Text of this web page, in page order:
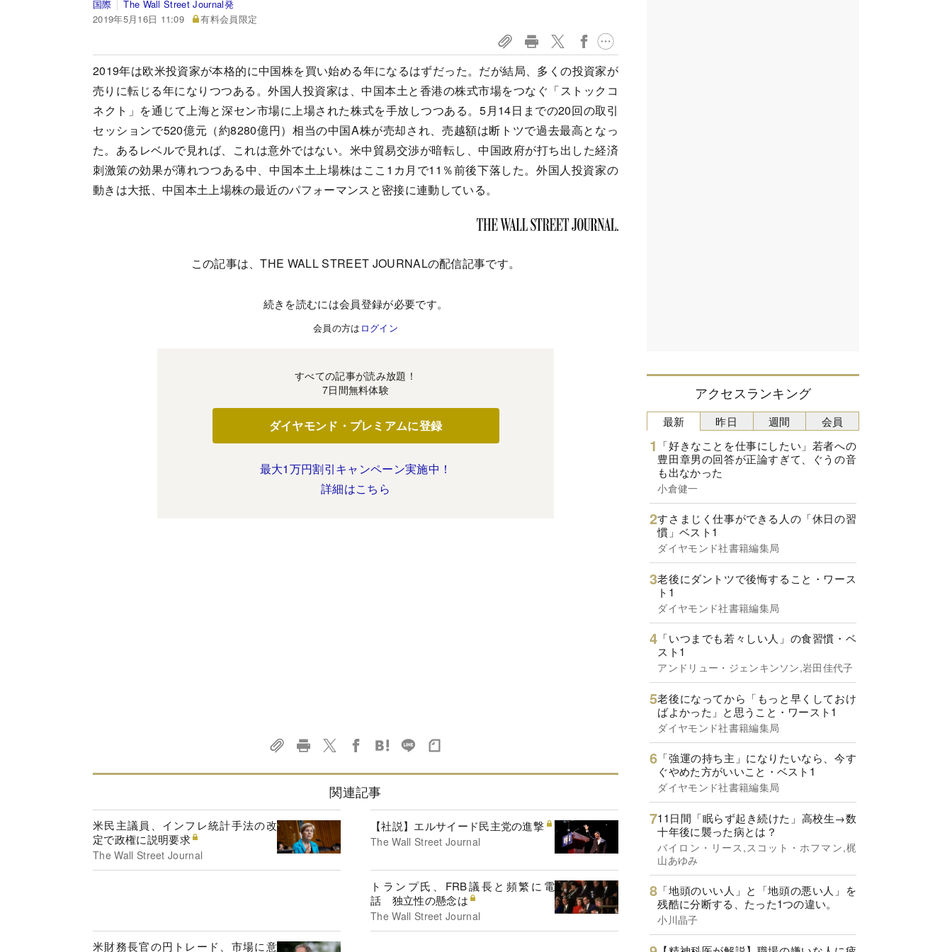
国際
The Wall Street Journal発
2019年5月16日 11:09
有料会員限定
2019年は欧米投資家が本格的に中国株を買い始める年になるはずだった。だが結局、多くの投資家が
売りに転じる年になりつつある。外国人投資家は、中国本土と香港の株式市場をつなぐ「ストックコ
ネクト」を通じて上海と深セン市場に上場された株式を手放しつつある。5月14日までの20回の取引
セッションで520億元（約8280億円）相当の中国A株が売却され、売越額は断トツで過去最高となっ
た。あるレベルで見れば、これは意外ではない。米中貿易交渉が暗転し、中国政府が打ち出した経済
刺激策の効果が薄れつつある中、中国本土上場株はここ1カ月で11％前後下落した。外国人投資家の
動きは大抵、中国本土上場株の最近のパフォーマンスと密接に連動している。
この記事は、THE WALL STREET JOURNALの配信記事です。
続きを読むには会員登録が必要です。
会員の方は ログイン
すべての記事が読み放題！
7日間無料体験
ダイヤモンド・プレミアムに登録
最大1万円割引キャンペーン実施中！
詳細はこちら
関連記事
米民主議員、インフレ統計手法の改
定で政権に説明要求
The Wall Street Journal
【社説】エルサイード民主党の進撃
The Wall Street Journal
トランプ氏、FRB議長と頻繁に電
話 独立性の懸念は
The Wall Street Journal
米財務長官の円トレード、市場に意
アクセスランキング
最新
「好きなことを仕事にしたい」若者への
豊田章男の回答が正論すぎて、ぐうの音
も出なかった
小倉健一
すさまじく仕事ができる人の「休日の習
慣」ベスト1
ダイヤモンド社書籍編集局
老後にダントツで後悔すること・ワース
ト1
ダイヤモンド社書籍編集局
「いつまでも若々しい人」の食習慣・ベ
スト1
アンドリュー・ジェンキンソン,岩田佳代子
老後になってから「もっと早くしておけ
ばよかった」と思うこと・ワースト1
ダイヤモンド社書籍編集局
「強運の持ち主」になりたいなら、今す
ぐやめた方がいいこと・ベスト1
ダイヤモンド社書籍編集局
11日間「眠らず起き続けた」高校生→数
十年後に襲った病とは？
バイロン・リース,スコット・ホフマン,梶
山あゆみ
「地頭のいい人」と「地頭の悪い人」を
残酷に分断する、たった1つの違い。
小川晶子
昨日 週間 会員